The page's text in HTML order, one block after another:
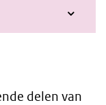
delen van